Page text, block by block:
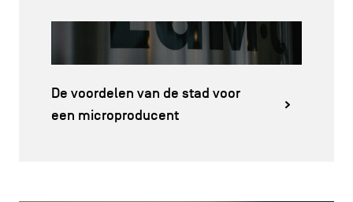
De voordelen van de stad voor
een microproducent